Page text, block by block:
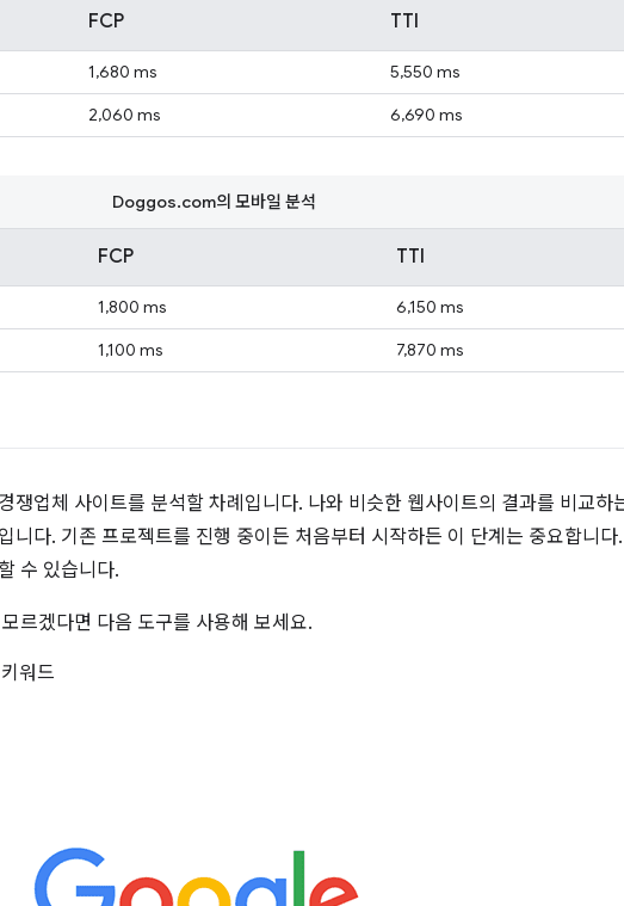
FCP TTI
1,680 ms
5,550 ms
2,060 ms 6,690 ms
FCP TTI
1,800 ms
6,150 ms
1,100 ms 7,870 ms
Doggos.com의 모바일 분석
쟁업체 사이트를 분석할 차례입니다. 나와 비슷한 웹사이트의 결과를 비교하
니다. 기존 프로젝트를 진행 중이든 처음부터 시작하든 이 단계는 중요합니다
수 있습니다.
르겠다면 다음 도구를 사용해 보세요.
워드